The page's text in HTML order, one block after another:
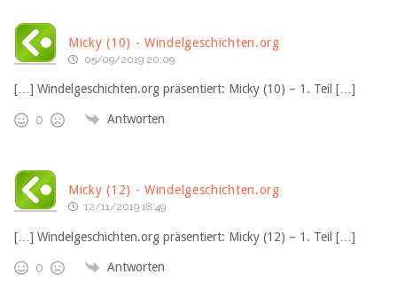
Micky (10) - Windelgeschichten.org
05/09/2019 20:09
[…] Windelgeschichten.org präsentiert: Micky (10) – 1. Teil […]
0 Antworten
Micky (12) - Windelgeschichten.org
12/11/2019 18:49
[…] Windelgeschichten.org präsentiert: Micky (12) – 1. Teil […]
0 Antworten